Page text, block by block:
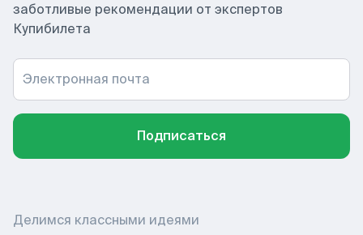
заботливые рекомендации от экспертов
Купибилета
Электронная почта
Подписаться
Делимся классными идеями